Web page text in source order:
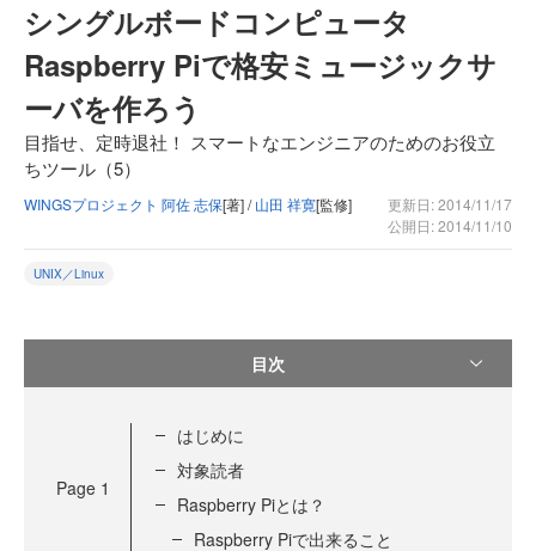
シングルボードコンピュータ
Raspberry Piで格安ミュージックサ
ーバを作ろう
目指せ、定時退社！ スマートなエンジニアのためのお役立
ちツール（5）
WINGSプロジェクト 阿佐 志保[著] /山田 祥寛[監修]
更新日: 2014/11/17
公開日: 2014/11/10
UNIX／Linux
目次
Page 1
はじめに
対象読者
Raspberry Piとは？
Raspberry Piで出来ること